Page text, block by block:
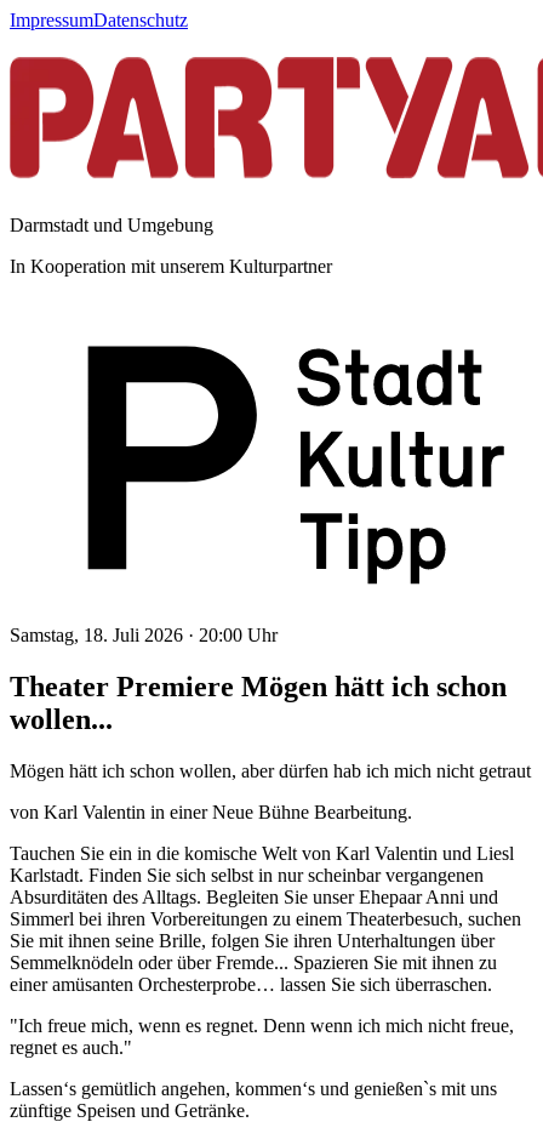
ImpressumDatenschutz
Darmstadt und Umgebung
In Kooperation mit unserem Kulturpartner
Samstag, 18. Juli 2026 · 20:00 Uhr
Theater Premiere Mögen hätt ich schon
wollen...
Mögen hätt ich schon wollen, aber dürfen hab ich mich nicht getraut
von Karl Valentin in einer Neue Bühne Bearbeitung.
Tauchen Sie ein in die komische Welt von Karl Valentin und Liesl
Karlstadt. Finden Sie sich selbst in nur scheinbar vergangenen
Absurditäten des Alltags. Begleiten Sie unser Ehepaar Anni und
Simmerl bei ihren Vorbereitungen zu einem Theaterbesuch, suchen
Sie mit ihnen seine Brille, folgen Sie ihren Unterhaltungen über
Semmelknödeln oder über Fremde... Spazieren Sie mit ihnen zu
einer amüsanten Orchesterprobe… lassen Sie sich überraschen.
"Ich freue mich, wenn es regnet. Denn wenn ich mich nicht freue,
regnet es auch."
Lassen‘s gemütlich angehen, kommen‘s und genießen`s mit uns
zünftige Speisen und Getränke.